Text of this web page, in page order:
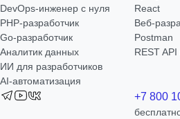
DevOps-инженер с нуля
РНР-разработчик
Go-разработчик
Аналитик данных
ИИ для разработчиков
AI-автоматизация
React
Веб-
Postman
REST
+7 800